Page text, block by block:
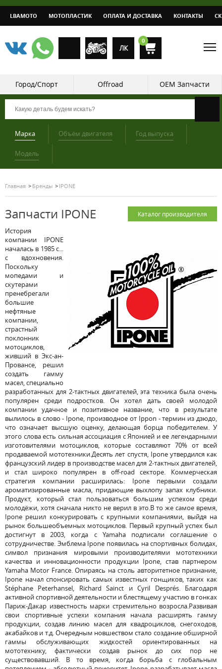
LBAMOTO МОТОПЛАСТИК ОПЛАТА И ДОСТАВКА КОНТАКТЫ
ЛК
0
Город/Спорт Offroad OEM Запчасти
Марка Объём двигателя Год выпуска
Модель
Главная Бренды IPONE
Запчасти IPONE Каталог производителя
История
компании IPONE
началась в 1985 с...
с вдохновения.
Поскольку
мопедами и
скутерами
пренебрегали
большие
нефтяные
компании,
страстный
поклонник
мотоциклов,
живший в Экс-ан-
Провансе, решил
создать гамму
масел, специально
разработанных для 2-тактных двигателей, эта техника была очень
популярен среди подростков. Он хотел дать своей молодой
компании удачное и позитивное название, что в результате
вылилось в слово - Ipone, производное от Ippon - термин из дзюдо,
что означает высшую оценку, делающая борца победителем. У
этого слова есть сильная ассоциация с Японией и ее легендарными
изготовителями мотоциклов, которые составляют 70% от всей
продаваемой мототехники.Десять лет спустя, Ipone утвердился как
французский лидер в производстве масел для 2-тактных двигателей,
и стал широко популярен в off-road секторе. Коммерческая
стратегия компании расширилась: Ipone первыми создали
ароматизированные масла, придающие выхлопу запах клубники.
Продукт, который стал пользоваться большим успехом среди
молодёжи, хотя сначала никто не верил в это.В то же самое время,
Ipone решил конкурировать с крупными компаниями, выйдя на
рынок большеобъемных мотоциклов. Первый крупный успех был
достигнут в 2003, когда с Yamaha подписали соглашение о
сотрудничестве. Эмблема Ipone появилась на спортивных болидах,
символ признания мировыми производителями мототехники
качества и инновационности продукции Ipone, став партнером
Yamaha Motor France. Опираясь на столь авторитетное признание,
Ipone начал спонсировать самых известных гонщиков, таких как
Stéphane Peterhansel, Richard Sainct и Cyril Després. Благодаря
активной спортивной деятельности и блестящему участию в гонках
Париж-Дакар известность марки стремительно возросла.Развивая
свои спортивные успехи компания начала расширять гамму
продукции, создав линию масел для квадроциклов, снегоходов,
акабайков и т.д. Очередным новшеством стало создание обширной
гаммы обслуживающих жидкостей ориентированных на
мототехнику, фактически создав рынок до сих пор не
существовавший. В то время, когда борьба с глобальным